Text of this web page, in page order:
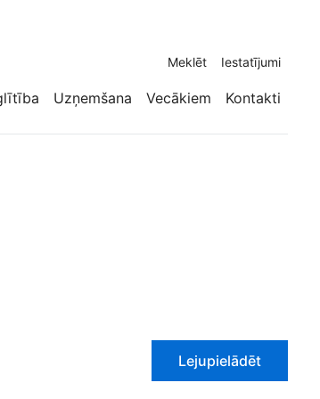
Meklēt Iestatījumi
Uzņemšana Vecākiem Kontakti
Lejupielādēt